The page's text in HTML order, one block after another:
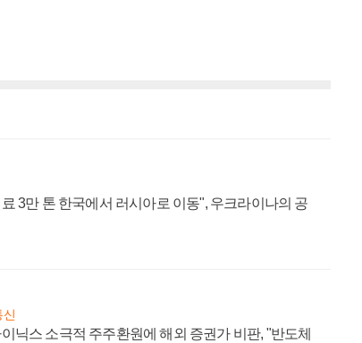
3만 톤 한국에서 러시아로 이동", 우크라이나의 공
신
닉스 소극적 주주환원에 해외 증권가 비판, "반도체